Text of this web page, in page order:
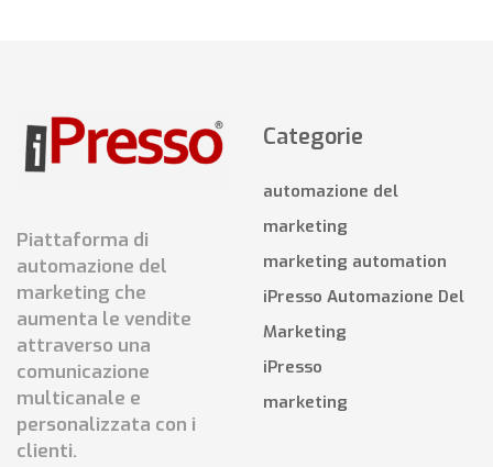
Piattaforma di
automazione del
marketing che
aumenta le vendite
attraverso una
comunicazione
multicanale e
personalizzata con i
clienti.
Categorie
automazione del
marketing
marketing automation
iPresso Automazione Del
Marketing
iPresso
marketing